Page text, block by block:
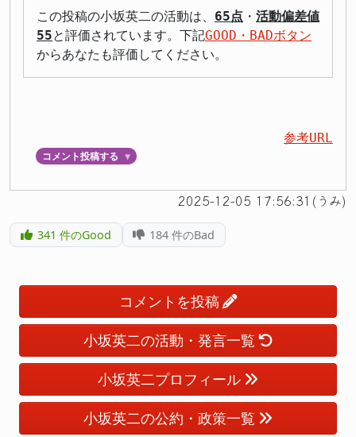
この投稿の小坂英二の活動は、 65点 ・ 活動偏差値
55と評価されています。下記GOOD・BADボタン
からあなたも評価してください。
参考URL
コメント投稿する ▼
2025-12-05 17:56:31(うみ)
341 件のGood 184 件のBad
コメントを投稿
小坂英二の活動・発言一覧
小坂英二プロフィール
小坂英二の公約・政策一覧